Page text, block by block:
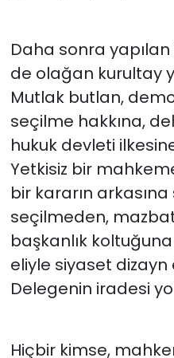
Daha sonra
de olağan kurultay
Mutlak butlan,
seçilme hakkına,
hukuk devleti ilkesine
Yetkisiz bir
bir kararın arkasına
seçilmeden,
başkanlık
eliyle siyaset dizayn
Delegenin iradesi
Hiçbir kimse,